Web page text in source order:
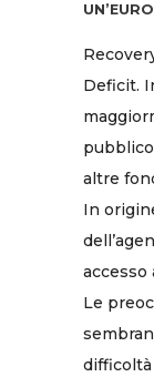
Deficit.
altre
In
accesso
Le
difficoltà